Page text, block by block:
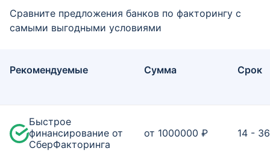
Сравните предложения банков по факторингу с
самыми выгодными условиями
Рекомендуемые Сумма Срок
Быстрое
финансирование от
СберФакторинга
от 1000000 ₽ 14 -